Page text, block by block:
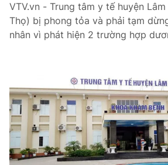
Photo
Video Shorts
VTV
VTV Sức khoẻ Bất
Thị trường 24h Tấm
VTV.vn - Trung tâm y tế huyện
Thọ) bị phong tỏa và phải tạm
nhân vì phát hiện 2 trường hợp